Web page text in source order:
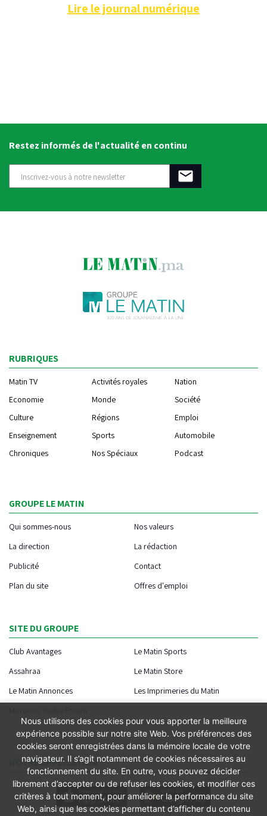
Lire le journal numérique
Restez informés de l'actualité en continu
RUBRIQUES
Matin TV Activités royales
Nation
Economie
Monde
Société
Culture
Régions
Emploi
Enseignement
Sports
Automobile
Chroniques
Nos Spéciaux Podcast
GROUPE LE MATIN
Qui sommes-nous
Nos valeurs
La direction
La rédaction
Publicité
Contact
Plan du site
Offres d'emploi
SITE DU GROUPE
Club Avantages
Le Matin Sports
Assahraa
Le Matin Store
Le Matin Annonces
Les Imprimeries du Matin
NOTRE APPLICATION
Nous utilisons des cookies pour vous apporter la meilleure
expérience possible sur notre site Web. Vos préférences des
cookies seront enregistrées dans la mémoire locale de votre
navigateur. Il s’agit notamment de cookies nécessaires au
fonctionnement du site. En outre, vous pouvez décider
librement d’accepter ou de refuser les cookies, et modifier ces
critères à tout moment, pour améliorer la performance du site
Web, ainsi que les cookies permettant d’afficher du contenu